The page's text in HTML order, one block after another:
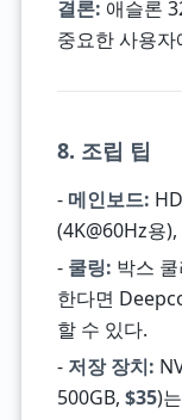
결론: 애슬론
중요한 사용
8. 조립 팁
- 메인보드:
(4K@60Hz용
- 쿨링: 박스
한다면
할 수 있다.
- 저장 장치:
500GB, $35)